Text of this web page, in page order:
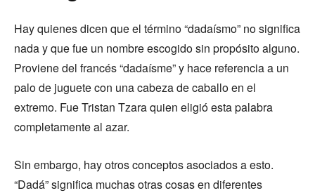
Hay quienes dicen que el término “dadaísmo” no significa
nada y que fue un nombre escogido sin propósito alguno.
Proviene del francés “dadaísme” y hace referencia a un
palo de juguete con una cabeza de caballo en el
extremo. Fue Tristan Tzara quien eligió esta palabra
completamente al azar.
Sin embargo, hay otros conceptos asociados a esto.
“Dadá” significa muchas otras cosas en diferentes